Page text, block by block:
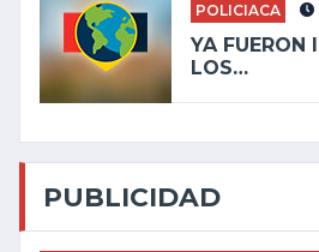
POLICIACA
YA FUERON
LOS…
PUBLICIDAD